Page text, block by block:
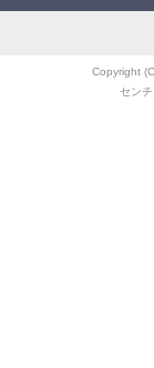
Copyright
セン